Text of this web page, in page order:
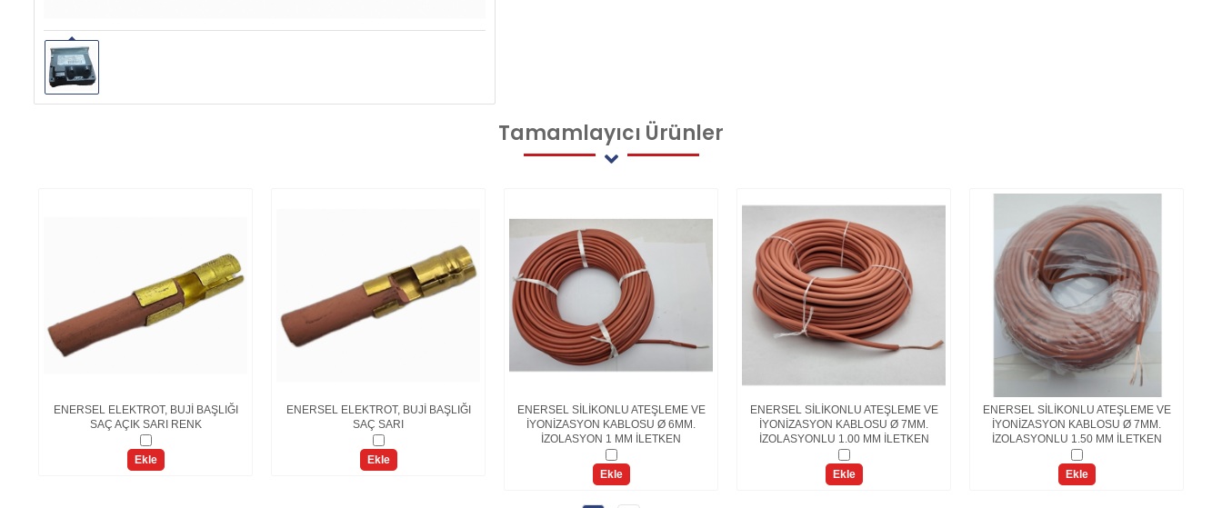
Tamamlayıcı Ürünler
ENERSEL ELEKTROT, BUJİ BAŞLIĞI
SAÇ AÇIK SARI RENK
Ekle
ENERSEL ELEKTROT, BUJİ BAŞLIĞI
SAÇ SARI
Ekle
ENERSEL SİLİKONLU ATEŞLEME VE
İYONİZASYON KABLOSU Ø 6MM.
İZOLASYON 1 MM İLETKEN
Ekle
ENERSEL SİLİKONLU ATEŞLEME VE
İYONİZASYON KABLOSU Ø 7MM.
İZOLASYONLU 1.00 MM İLETKEN
Ekle
ENERSEL SİLİKONLU ATEŞLEME VE
İYONİZASYON KABLOSU Ø 7MM.
İZOLASYONLU 1.50 MM İLETKEN
Ekle